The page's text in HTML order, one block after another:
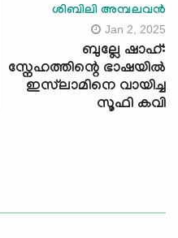
ശിബിലി അമ്പലവൻ
Jan 2, 2025
ബുല്ലേ ഷാഹ്:
സ്നേഹത്തിന്റെ ഭാഷയിൽ
ഇസ്‍ലാമിനെ വായിച്ച
സൂഫി കവി